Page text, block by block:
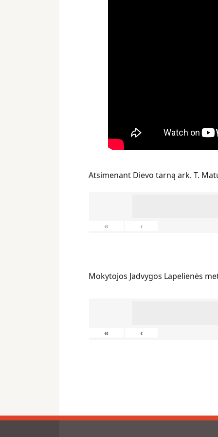
Atsimenant Dievo tarną ark. T.
« ‹
Mokytojos Jadvygos Lapelienės
« ‹